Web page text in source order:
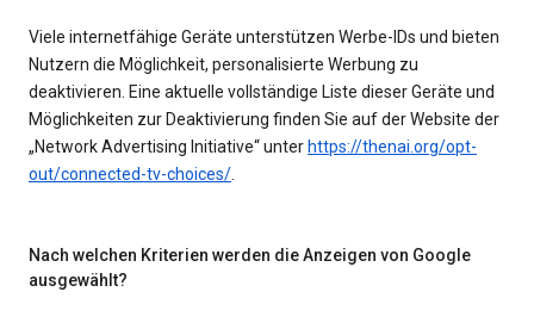
Viele internetfähige Geräte unterstützen Werbe-IDs und bieten
Nutzern die Möglichkeit, personalisierte Werbung zu
deaktivieren. Eine aktuelle vollständige Liste dieser Geräte und
Möglichkeiten zur Deaktivierung finden Sie auf der Website der
„Network Advertising Initiative“ unter https://thenai.org/opt-
out/connected-tv-choices/.
Nach welchen Kriterien werden die Anzeigen von Google
ausgewählt?